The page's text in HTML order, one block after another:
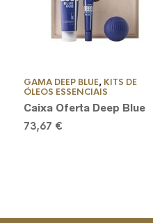
GAMA DEEP BLUE, KITS DE
ÓLEOS ESSENCIAIS
Caixa Oferta Deep Blue
73,67 €